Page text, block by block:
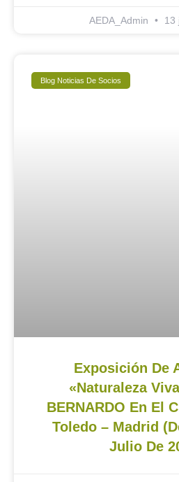
AEDA_Admin 13
Blog Noticias De Socios
Exposición De
«Naturaleza
BERNARDO En El
Toledo – Madrid
Julio De